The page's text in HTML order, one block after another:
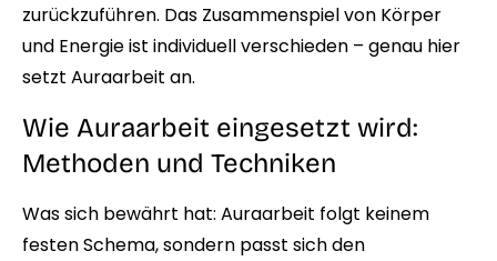
zurückzuführen. Das Zusammenspiel von Körper
und Energie ist individuell verschieden – genau hier
setzt Auraarbeit an.
Wie Auraarbeit eingesetzt wird:
Methoden und Techniken
Was sich bewährt hat: Auraarbeit folgt keinem
festen Schema, sondern passt sich den